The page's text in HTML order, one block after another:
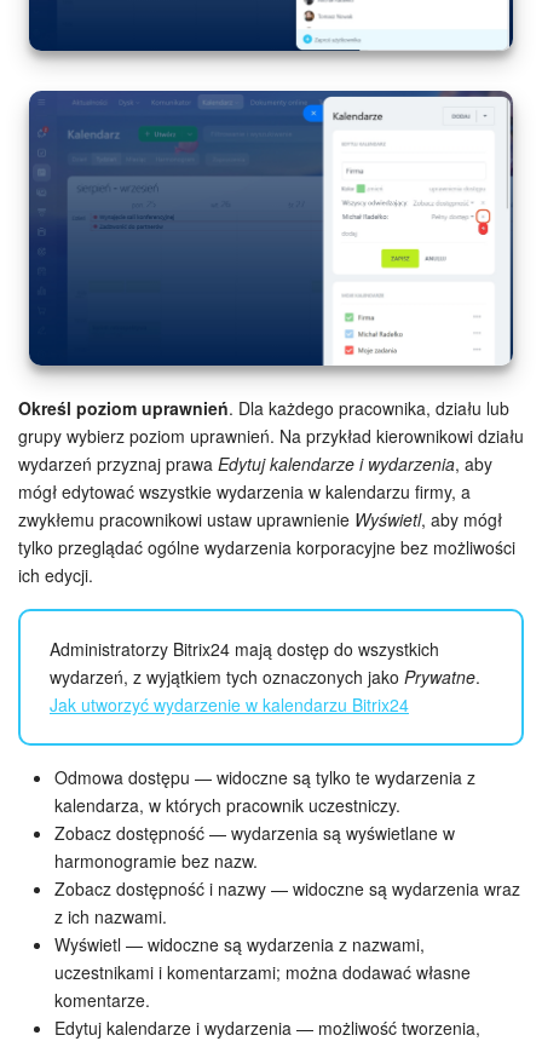
Określ poziom uprawnień. Dla każdego pracownika, działu lub
grupy wybierz poziom uprawnień. Na przykład kierownikowi działu
wydarzeń przyznaj prawa Edytuj kalendarze i wydarzenia, aby
mógł edytować wszystkie wydarzenia w kalendarzu firmy, a
zwykłemu pracownikowi ustaw uprawnienie Wyświetl, aby mógł
tylko przeglądać ogólne wydarzenia korporacyjne bez możliwości
ich edycji.
Administratorzy Bitrix24 mają dostęp do wszystkich
wydarzeń, z wyjątkiem tych oznaczonych jako Prywatne.
Jak utworzyć wydarzenie w kalendarzu Bitrix24
Odmowa dostępu — widoczne są tylko te wydarzenia z
kalendarza, w których pracownik uczestniczy.
Zobacz dostępność — wydarzenia są wyświetlane w
harmonogramie bez nazw.
Zobacz dostępność i nazwy — widoczne są wydarzenia wraz
z ich nazwami.
Wyświetl — widoczne są wydarzenia z nazwami,
uczestnikami i komentarzami; można dodawać własne
komentarze.
Edytuj kalendarze i wydarzenia — możliwość tworzenia,